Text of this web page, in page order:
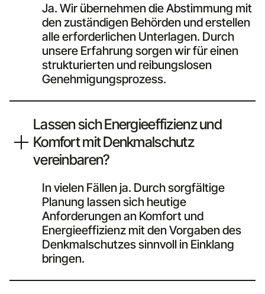
Ja. Wir übernehmen die Abstimmung mit
den zuständigen Behörden und erstellen
alle erforderlichen Unterlagen. Durch
unsere Erfahrung sorgen wir für einen
strukturierten und reibungslosen
Genehmigungsprozess.
Lassen sich Energieeffizienz und
Komfort mit Denkmalschutz
vereinbaren?
In vielen Fällen ja. Durch sorgfältige
Planung lassen sich heutige
Anforderungen an Komfort und
Energieeffizienz mit den Vorgaben des
Denkmalschutzes sinnvoll in Einklang
bringen.